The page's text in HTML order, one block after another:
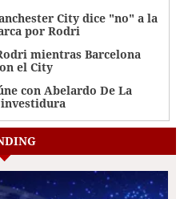
City dice "no" a la
por Rodri
mientras Barcelona
el City
con Abelardo De La